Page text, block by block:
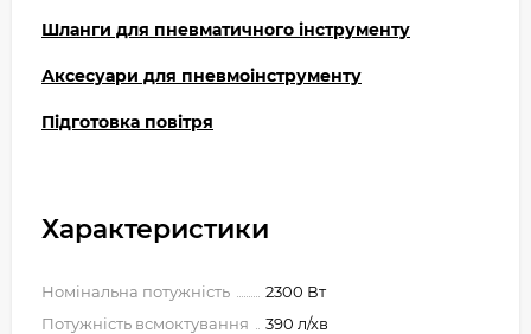
Шланги для пневматичного інструменту
Аксесуари для пневмоінструменту
Підготовка повітря
Характеристики
Номінальна потужність
2300 Вт
Потужність всмоктування
390 л/хв